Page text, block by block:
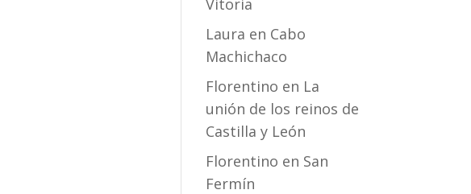
Vitoria
Laura en Cabo
Machichaco
Florentino en La
unión de los reinos de
Castilla y León
Florentino en San
Fermín